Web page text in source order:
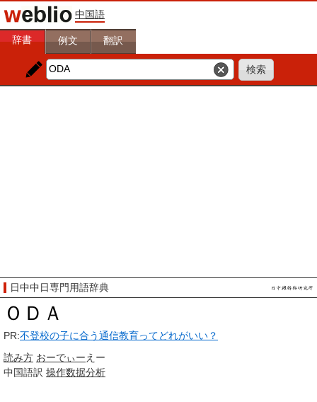
中国語
辞書 例文 翻訳
日中中日専門用語辞典
ＯＤＡ
PR:不登校の子に合う通信教育ってどれがいい？
読み方 おーでぃーえー
中国語訳 操作数据分析